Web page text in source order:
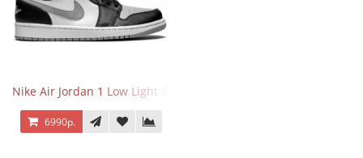
Nike Air Jordan 1 Low Light Smoke Grey
6990р.